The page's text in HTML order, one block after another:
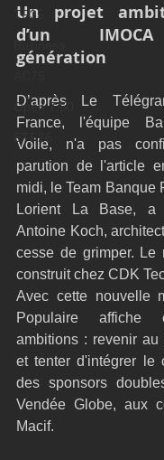
TF35
Business
Open 7.50
ETF26
Un projet
d’un
génération
D’après Le
France, l'équipe
Voile, n'a pas
parution de l'article
midi, le Team Banque
Lorient La Base,
Antoine Koch,
cesse de grimper. Le
construit chez CDK
Avec cette nouvelle
Populaire affiche
ambitions : revenir au
et tenter d'intégrer le
des sponsors
Vendée Globe, aux
Macif.